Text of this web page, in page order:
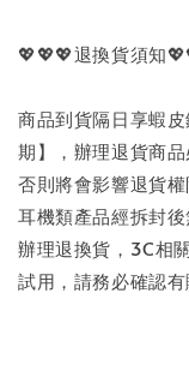
💖💖💖退換貨須知
商品到貨隔日享蝦
期】，辦理退貨商
否則將會影響退貨
耳機類產品經拆封
辦理退換貨，3C相
試用，請務必確認有